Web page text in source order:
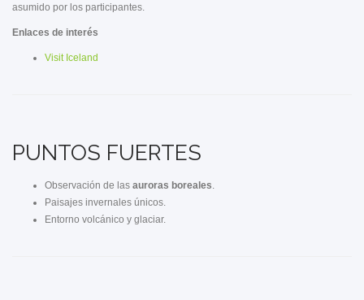
asumido por los participantes.
Enlaces de interés
Visit Iceland
PUNTOS FUERTES
Observación de las auroras boreales
Paisajes invernales únicos.
Entorno volcánico y glaciar.